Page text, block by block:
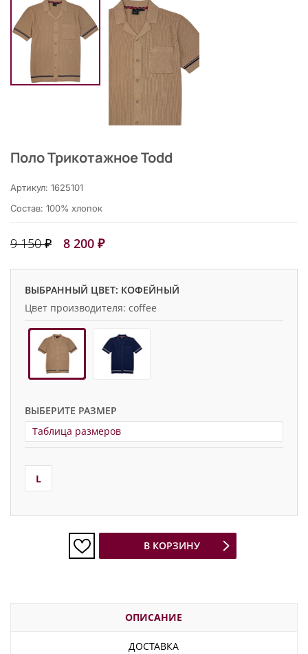
Поло Трикотажное Todd
Артикул: 1625101
Состав: 100% хлопок
9 150 ₽ 8 200 ₽
ВЫБРАННЫЙ ЦВЕТ: КОФЕЙНЫЙ
Цвет производителя: coffee
ВЫБЕРИТЕ РАЗМЕР
Таблица размеров
L
В КОРЗИНУ
ОПИСАНИЕ
ДОСТАВКА